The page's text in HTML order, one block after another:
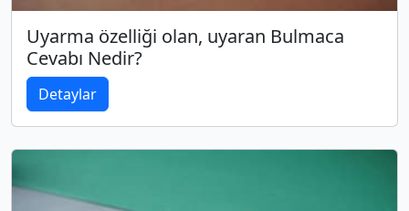
Uyarma özelliği olan, uyaran Bulmaca
Cevabı Nedir?
Detaylar